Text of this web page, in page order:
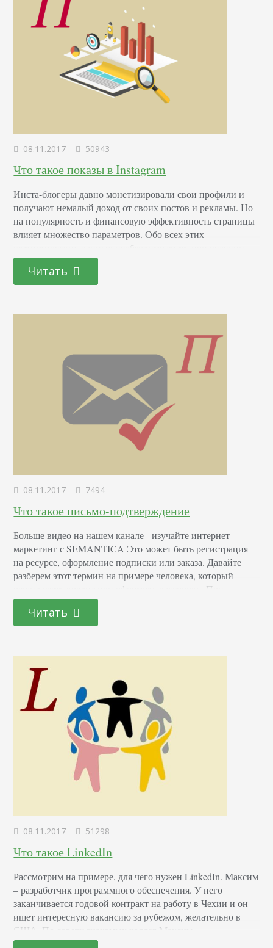
08.11.2017 50943
Что такое показы в Instagram
Инста-блогеры давно монетизировали свои профили и
получают немалый доход от своих постов и рекламы. Но
на популярность и финансовую эффективность страницы
влияет множество параметров. Обо всех этих
статистических данных необходимо знать при ведении
социальной сети. Сегодня расскажем, что это такое –
показы из другого профиля в Инстаграме, чем они
отличаются от просмотров, а также что значат охваты в
Читать
08.11.2017 7494
Что такое письмо-подтверждение
Больше видео на нашем канале - изучайте интернет-
маркетинг с SEMANTICA Это может быть регистрация
на ресурсе, оформление подписки или заказа. Давайте
разберем этот термин на примере человека, который
решил взять кредит или оформить рассрочку. При
осуществлении данной процедуры банк обращается к
своей базе данных и уточняет информацию о кредитной
истории заемщика. В том случае, если все отлично,
Читать
08.11.2017 51298
Что такое LinkedIn
Рассмотрим на примере, для чего нужен LinkedIn. Максим
– разработчик программного обеспечения. У него
заканчивается годовой контракт на работу в Чехии и он
ищет интересную вакансию за рубежом, желательно в
США. По совету знакомых коллег Максим
зарегистрировался в социальной сети LinkedIn – именно